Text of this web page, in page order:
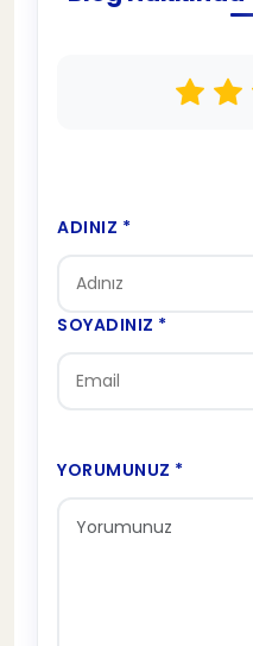
ADINIZ *
SOYADINIZ *
YORUMUNUZ *